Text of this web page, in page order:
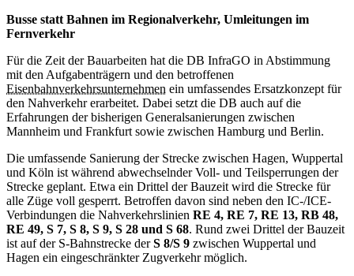
Busse statt Bahnen im Regionalverkehr, Umleitungen im
Fernverkehr
Für die Zeit der Bauarbeiten hat die DB InfraGO in Abstimmung
mit den Aufgabenträgern und den betroffenen
Eisenbahnverkehrsunternehmen ein umfassendes Ersatzkonzept für
den Nahverkehr erarbeitet. Dabei setzt die DB auch auf die
Erfahrungen der bisherigen Generalsanierungen zwischen
Mannheim und Frankfurt sowie zwischen Hamburg und Berlin.
Die umfassende Sanierung der Strecke zwischen Hagen, Wuppertal
und Köln ist während abwechselnder Voll- und Teilsperrungen der
Strecke geplant. Etwa ein Drittel der Bauzeit wird die Strecke für
alle Züge voll gesperrt. Betroffen davon sind neben den IC-/ICE-
Verbindungen die Nahverkehrslinien RE 4, RE 7, RE 13, RB 48,
RE 49, S 7, S 8, S 9, S 28 und S 68. Rund zwei Drittel der Bauzeit
ist auf der S-Bahnstrecke derS 8/S 9 zwischen Wuppertal und
Hagen ein eingeschränkter Zugverkehr möglich.